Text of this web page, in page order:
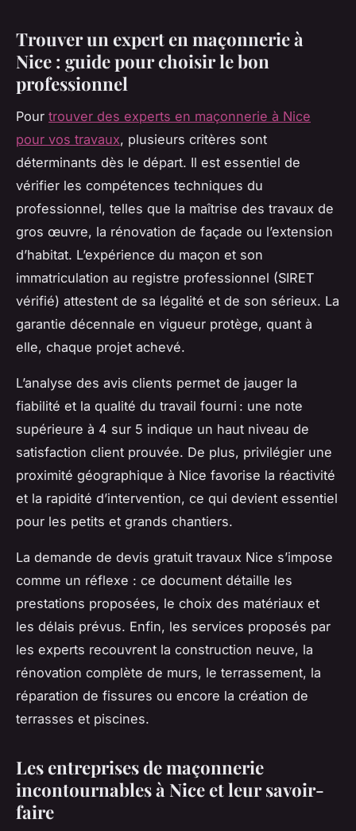
Trouver un expert en maçonnerie à
Nice : guide pour choisir le bon
professionnel
Pour trouver des experts en maçonnerie à Nice
pour vos travaux, plusieurs critères sont
déterminants dès le départ. Il est essentiel de
vérifier les compétences techniques du
professionnel, telles que la maîtrise des travaux de
gros œuvre, la rénovation de façade ou l’extension
d’habitat. L’expérience du maçon et son
immatriculation au registre professionnel (SIRET
vérifié) attestent de sa légalité et de son sérieux. La
garantie décennale en vigueur protège, quant à
elle, chaque projet achevé.
L’analyse des avis clients permet de jauger la
fiabilité et la qualité du travail fourni : une note
supérieure à 4 sur 5 indique un haut niveau de
satisfaction client prouvée. De plus, privilégier une
proximité géographique à Nice favorise la réactivité
et la rapidité d’intervention, ce qui devient essentiel
pour les petits et grands chantiers.
La demande de devis gratuit travaux Nice s’impose
comme un réflexe : ce document détaille les
prestations proposées, le choix des matériaux et
les délais prévus. Enfin, les services proposés par
les experts recouvrent la construction neuve, la
rénovation complète de murs, le terrassement, la
réparation de fissures ou encore la création de
terrasses et piscines.
Les entreprises de maçonnerie
incontournables à Nice et leur savoir-
faire